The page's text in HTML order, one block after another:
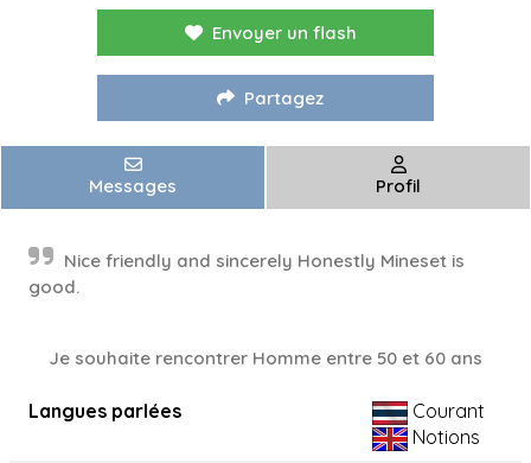
Envoyer un flash
Partagez
Messages Profil
Nice friendly and sincerely Honestly Mineset is
good.
Je souhaite rencontrer Homme entre 50 et 60 ans
Langues parlées
Courant
Notions